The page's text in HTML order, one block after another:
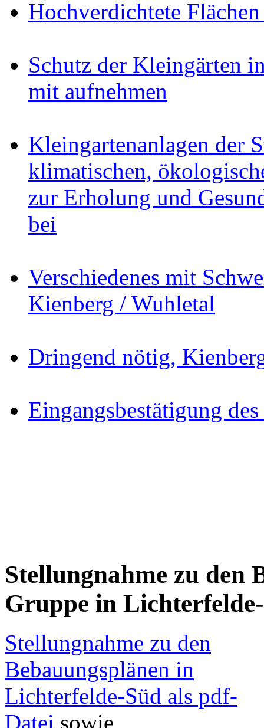
Hochverdichtete
Schutz der Kleingärten
mit aufnehmen
Kleingartenanlagen der
klimatischen,
zur Erholung und
bei
Verschiedenes mit
Kienberg / Wuhletal
Dringend nötig,
Eingangsbestätigung
Stellungnahme zu den
Gruppe in
Stellungnahme zu den
Bebauungsplänen in
Lichterfelde-Süd als pdf-
Datei sowie